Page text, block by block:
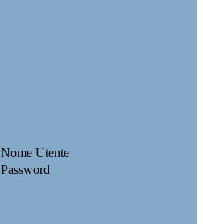
Nome Utente
Password